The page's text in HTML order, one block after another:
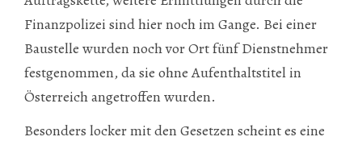
Finanzpolizei sind hier noch im Gange. Bei einer
Baustelle wurden noch vor Ort fünf Dienstnehmer
festgenommen, da sie ohne Aufenthaltstitel in
Österreich angetroffen wurden.
Besonders locker mit den Gesetzen scheint es eine